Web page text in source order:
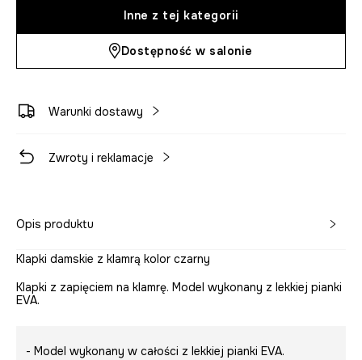
Inne z tej kategorii
Dostępność w salonie
Warunki dostawy
Zwroty i reklamacje
Opis produktu
Klapki damskie z klamrą kolor czarny
Klapki z zapięciem na klamrę. Model wykonany z lekkiej pianki
EVA.
- Model wykonany w całości z lekkiej pianki EVA.